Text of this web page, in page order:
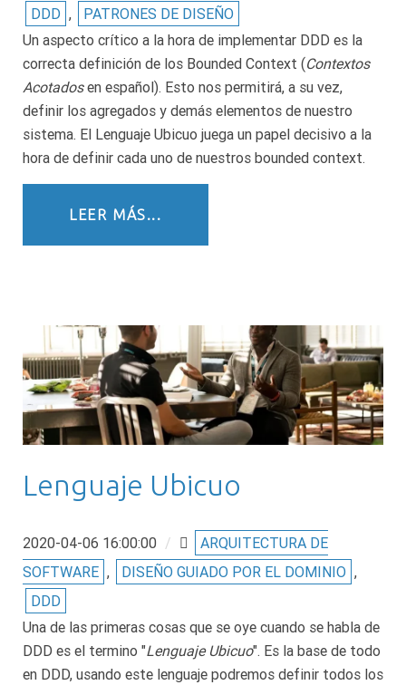
DDD ,
PATRONES DE DISEÑO
Un aspecto crítico a la hora de implementar DDD es la
correcta definición de los Bounded Context (Contextos
Acotadosen español). Esto nos permitirá, a su vez,
definir los agregados y demás elementos de nuestro
sistema. El Lenguaje Ubicuo juega un papel decisivo a la
hora de definir cada uno de nuestros bounded context.
LEER MÁS...
Lenguaje Ubicuo
2020-04-06 16:00:00 /
ARQUITECTURA DE
SOFTWARE , DISEÑO GUIADO POR EL DOMINIO ,
DDD
Una de las primeras cosas que se oye cuando se habla de
DDD es el termino "Lenguaje Ubicuo". Es la base de todo
en DDD, usando este lenguaje podremos definir todos los